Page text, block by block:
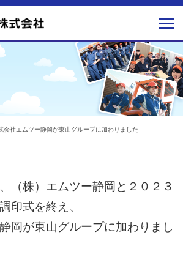
会社エムツー静岡が東山グループに加わりました
（株）エムツー静岡と２０２３
印式を終え、
岡が東山グループに加わりまし